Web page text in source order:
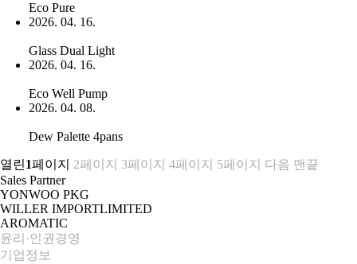
Eco Pure
2026. 04. 16.
Glass Dual Light
2026. 04. 16.
Eco Well Pump
2026. 04. 08.
Dew Palette 4pans
열린1페이지 2페이지 3페이지 4페이지 5페이지 다음 맨끝
Sales Partner
YONWOO PKG
WILLER IMPORTLIMITED
AROMATIC
윤리·인권경영
기업정보